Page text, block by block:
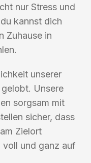
nur Stress und
kannst dich
Zuhause in
unserer
Unsere
sorgsam mit
sicher, dass
Zielort
voll und ganz auf